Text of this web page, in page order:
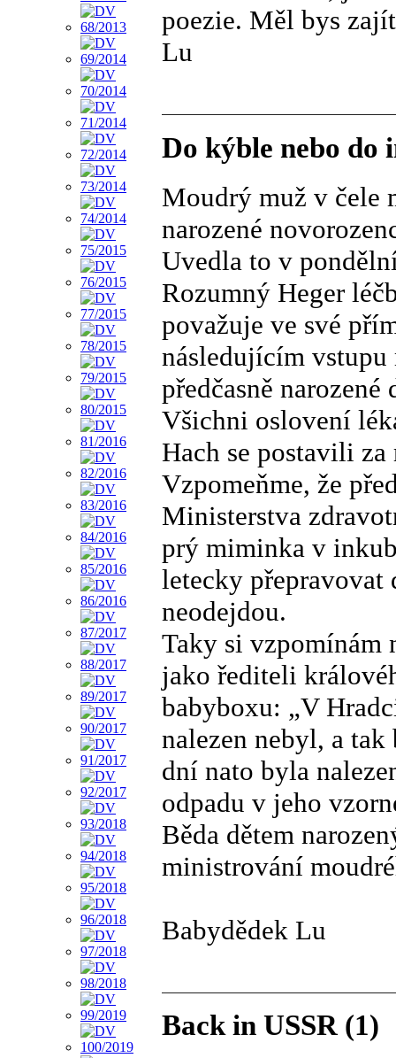
poezie. Měl bys
Lu
Do kýble nebo do
Moudrý muž v čele
narozené
Uvedla to v
Rozumný Heger
považuje ve své
následujícím vstupu
předčasně
Všichni oslovení
Hach se postavili
Vzpomeňme, že
Ministerstva
prý miminka v
letecky přepravovat
neodejdou.
Taky si vzpomínám
jako řediteli
babyboxu: „V
nalezen nebyl, a
dní nato byla
odpadu v jeho
Běda dětem
ministrování
Babydědek Lu
Back in USSR (1)